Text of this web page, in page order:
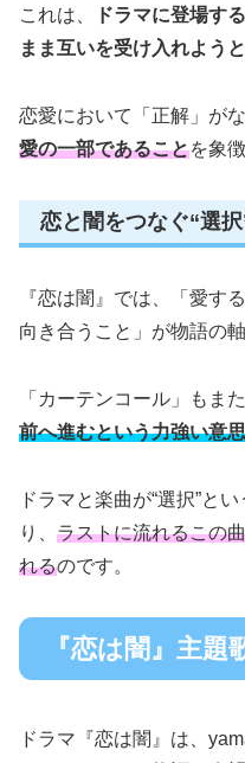
これは、
ドラマに登場す
まま互いを受け入れよう
恋愛において「正解」が
愛の一部であることを象
恋と闇をつなぐ“選
『恋は闇』では、「愛す
向き合うこと」が物語の
「カーテンコール」もまた
前へ進むという力強い意思
ドラマと楽曲が“選択”と
り、 ラストに流れるこの
れるのです。
『恋は闇』主
ドラマ『恋は闇』は、